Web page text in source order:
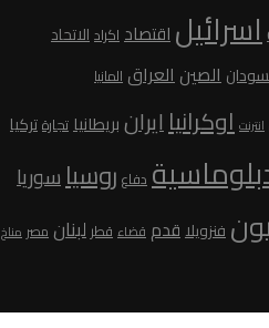
اسرائيلاقتصاد اكرادالاتحاد
الصينالعراق المانيا
انترنت اوكرانياايرانبريطانياتجارةتركيا
دفاع روسياسوريا
فنزويلاقدم قضاء قطر لبنان مصر مناخ